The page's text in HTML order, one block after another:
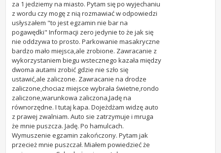
za 1 jedziemy na miasto. Pytam się po wyjechaniu
z wordu czy mogę z nią rozmawiać w odpowiedzi
usłyszałem "to jest egzamin nie bar na
pogawędki" Informacji zero jedynie to że jak się
nie oddzywa to prosto. Parkowanie masakryczne
bardzo mało miejsca,ale zrobione. Zawracanie z
wykorzystaniem biegu wstecznego kazała między
dwoma autami zrobić gdzie nie szło się
ustawić,ale zaliczone. Zawracanie na drodze
zaliczone,chociaz miejsce wybrała świetne,rondo
zaliczone,warunkowa zaliczona,Jadę na
równorzędne. I tutaj kapa. Dojeżdżam widzę auto
z prawej zwalniam. Auto sie zatrzymuje i mruga
że mnie puszcza. Jadę. Po hamulcach.
Wymuszenie egzamin zakończony. Pytam jak
przecież mnie puszczał. Miałem powiedzieć że